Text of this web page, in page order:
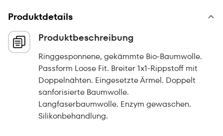
Produktdetails
Produktbeschreibung
Ringgesponnene, gekämmte Bio-Baumwolle.
Passform Loose Fit. Breiter 1x1-Rippstoff mit
Doppelnähten. Eingesetzte Ärmel. Doppelt
sanforisierte Baumwolle.
Langfaserbaumwolle. Enzym gewaschen.
Silikonbehandlung.